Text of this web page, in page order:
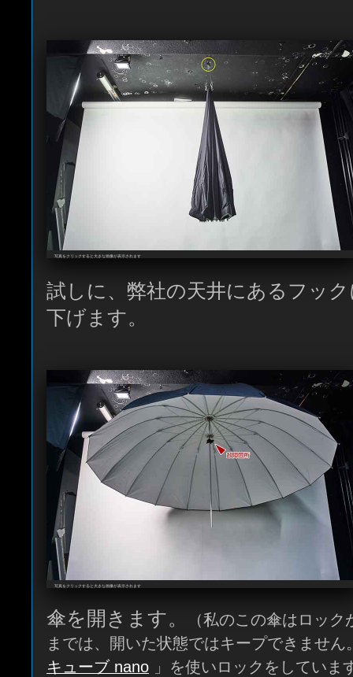
写真をクリックすると大きな画像が表示されます
試しに、弊社の天井にあるフッ
下げます。
写真をクリックすると大きな画像が表示されます
傘を開きます。
（私のこの傘はロッ
までは、開いた状態ではキープできませ
キューブ nano 」を使いロックをしていま